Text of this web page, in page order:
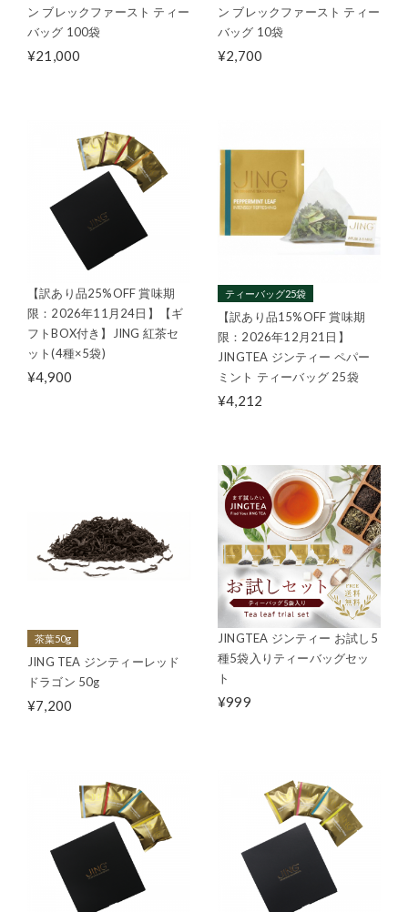
ン ブレックファースト ティー
バッグ 100袋
¥21,000
ン ブレックファースト ティー
バッグ 10袋
¥2,700
【訳あり品25%OFF 賞味期
限：2026年11月24日】【ギ
フトBOX付き】JING 紅茶セ
ット(4種×5袋)
¥4,900
ティーバッグ25袋
【訳あり品15%OFF 賞味期
限：2026年12月21日】
JINGTEA ジンティー ペパー
ミント ティーバッグ 25袋
¥4,212
茶葉50g
JING TEA ジンティーレッド
ドラゴン 50g
¥7,200
JINGTEA ジンティー お試し5
種5袋入りティーバッグセッ
ト
¥999